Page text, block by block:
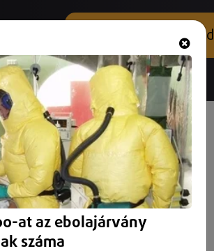
3000 Hallgasd és nézd
at az ebolajárvány
száma